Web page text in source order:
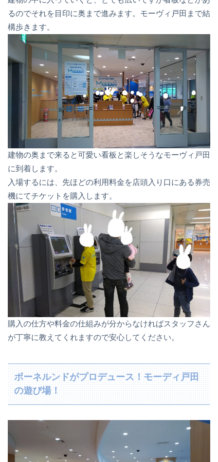
るのでそれを目印に奥まで進みます。モーヴィ戸田まで結
構歩きます。
建物の奥まで来ると可愛い看板と楽しそうなモーヴィ戸田
に到着します。
入場するには、先ほどの利用料金を店頭入り口にある券売
機にてチケットを購入します。
購入の仕方や料金の仕組みが分からなければスタッフさん
が丁寧に教えてくれますので安心してください。
ボーネルンドがプロデュース！モーディ戸田
の遊び場！